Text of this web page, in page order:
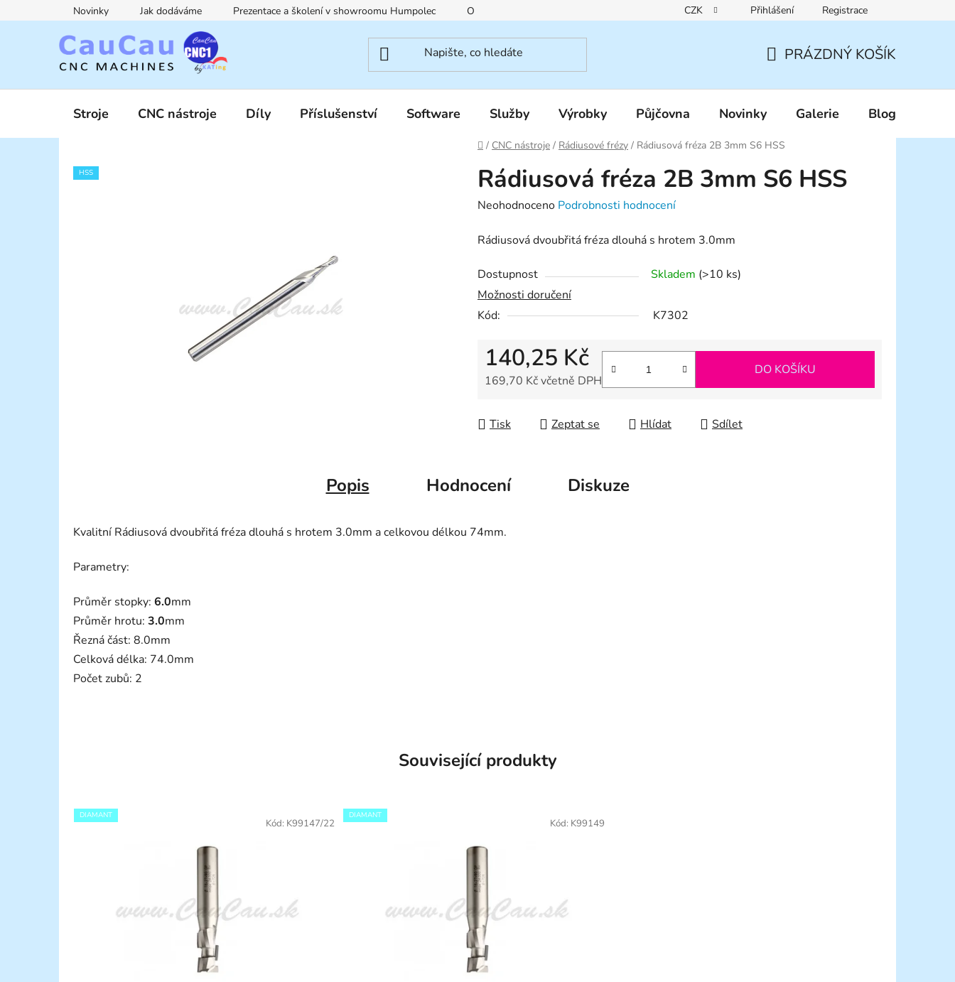
na
Novinky Jak dodáváme Prezentace a školení v showroomu Humpolec O nás Reklamační řád Pravidla zákaznických slev
CZK Přihlášení Registrace
KOŠÍK
PRÁZDNÝ KOŠÍK
Stroje CNC nástroje Díly Příslušenství Software Služby Výrobky Půjčovna Novinky Galerie Blog
Domů
/ CNC nástroje / Rádiusové frézy / Rádiusová fréza 2B 3mm S6 HSS
Rádiusová fréza 2B 3mm S6 HSS
Průměrné
produktu
0,0
z
5
Neohodnoceno Podrobnosti hodnocení
Rádiusová dvoubřitá fréza dlouhá s hrotem 3.0mm
Dostupnost Skladem (>10 ks)
Možnosti doručení
Kód:
K7302
140,25 Kč
169,70 Kč včetně DPH
DO KOŠÍKU
Tisk Zeptat se Hlídat Sdílet
HSS
Popis Hodnocení Diskuze
Kvalitní Rádiusová dvoubřitá fréza dlouhá s hrotem 3.0mm a celkovou délkou 74mm.
Parametry:
Průměr stopky: 6.0mm
Průměr hrotu: 3.0mm
Řezná část: 8.0mm
Celková délka: 74.0mm
Počet zubů: 2
Související produkty
DIAMANT
Kód: K99147/22
DIAMANT
Kód: K99149